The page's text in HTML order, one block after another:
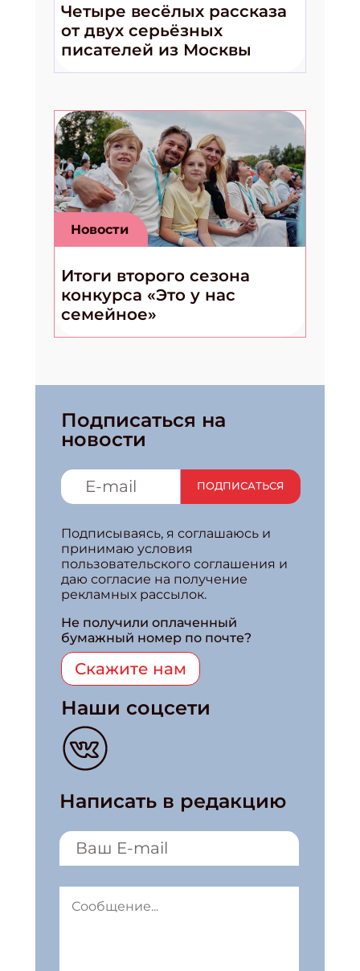
Четыре весёлых рассказа
от двух серьёзных
писателей из Москвы
Новости
Итоги второго сезона
конкурса «Это у нас
семейное»
Подписаться на
новости
ПОДПИСАТЬСЯ
Подписываясь, я соглашаюсь и
принимаю условия
пользовательского соглашения и
даю согласие на получение
рекламных рассылок.
Не получили оплаченный
бумажный номер по почте?
Скажите нам
Наши соцсети
Написать в редакцию